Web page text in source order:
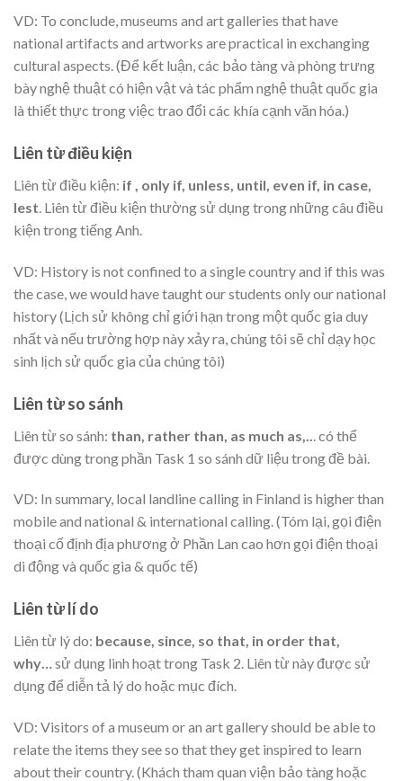
VD: To conclude, museums and art galleries that have
national artifacts and artworks are practical in exchanging
cultural aspects. (Để kết luận, các bảo tàng và phòng trưng
bày nghệ thuật có hiện vật và tác phẩm nghệ thuật quốc gia
là thiết thực trong việc trao đổi các khía cạnh văn hóa.)
Liên từ điều kiện
Liên từ điều kiện: if , only if, unless, until, even if, in case,
lest. Liên từ điều kiện thường sử dụng trong những câu điều
kiện trong tiếng Anh.
VD: History is not confined to a single country and if this was
the case, we would have taught our students only our national
history (Lịch sử không chỉ giới hạn trong một quốc gia duy
nhất và nếu trường hợp này xảy ra, chúng tôi sẽ chỉ dạy học
sinh lịch sử quốc gia của chúng tôi)
Liên từ so sánh
Liên từ so sánh: than, rather than, as much as,..
. có thể
được dùng trong phần Task 1 so sánh dữ liệu trong đề bài.
VD: In summary, local landline calling in Finland is higher than
mobile and national & international calling. (Tóm lại, gọi điện
thoại cố định địa phương ở Phần Lan cao hơn gọi điện thoại
di động và quốc gia & quốc tế)
Liên từ lí do
Liên từ lý do: because, since, so that, in order that,
why…sử dụng linh hoạt trong Task 2. Liên từ này được sử
dụng để diễn tả lý do hoặc mục đích.
VD: Visitors of a museum or an art gallery should be able to
relate the items they see so that they get inspired to learn
about their country. (Khách tham quan viện bảo tàng hoặc